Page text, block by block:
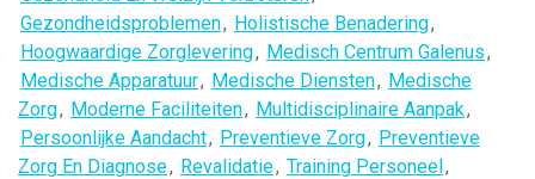
Gezondheidsproblemen, Holistische Benadering,
Hoogwaardige Zorglevering, Medisch Centrum Galenus,
Medische Apparatuur, Medische Diensten, Medische
Zorg, Moderne Faciliteiten, Multidisciplinaire Aanpak,
Persoonlijke Aandacht, Preventieve Zorg, Preventieve
Zorg En Diagnose, Revalidatie, Training Personeel,